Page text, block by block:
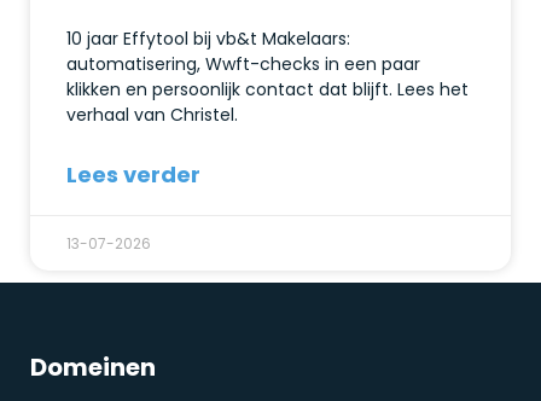
10 jaar Effytool bij vb&t Makelaars:
automatisering, Wwft-checks in een paar
klikken en persoonlijk contact dat blijft. Lees het
verhaal van Christel.
Lees verder
13-07-2026
Domeinen